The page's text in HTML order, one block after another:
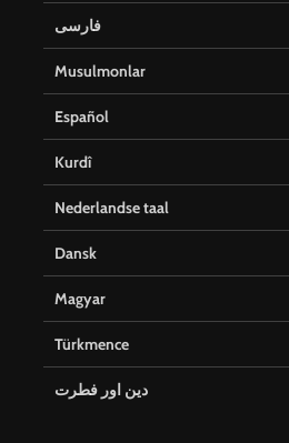
فارسی
Musulmonlar
Español
Kurdî
Nederlandse taal
Dansk
Magyar
Türkmence
دین اور فطرت